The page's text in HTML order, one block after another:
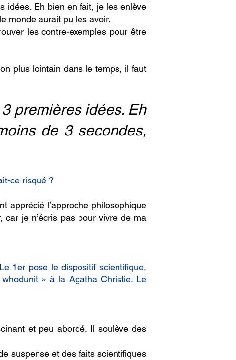
idées. Eh bien en fait, je les enlève
monde aurait pu les avoir.
les contre-exemples pour être
plus lointain dans le temps, il faut
premières idées. Eh
de 3 secondes,
ce risqué ?
apprécié l’approche philosophique
car je n’écris pas pour vivre de ma
1er pose le dispositif scientifique,
» à la Agatha Christie. Le
et peu abordé. Il soulève des
suspense et des faits scientifiques